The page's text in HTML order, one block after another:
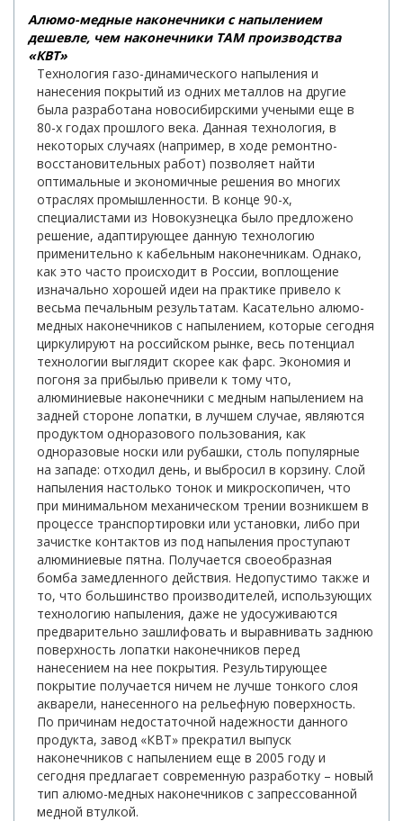
Алюмо-медные наконечники с напылением
дешевле, чем наконечники ТАМ производства
«КВТ»
Технология газо-динамического напыления и
нанесения покрытий из одних металлов на другие
была разработана новосибирскими учеными еще в
80-х годах прошлого века. Данная технология, в
некоторых случаях (например, в ходе ремонтно-
восстановительных работ) позволяет найти
оптимальные и экономичные решения во многих
отраслях промышленности. В конце 90-х,
специалистами из Новокузнецка было предложено
решение, адаптирующее данную технологию
применительно к кабельным наконечникам. Однако,
как это часто происходит в России, воплощение
изначально хорошей идеи на практике привело к
весьма печальным результатам. Касательно алюмо-
медных наконечников с напылением, которые сегодня
циркулируют на российском рынке, весь потенциал
технологии выглядит скорее как фарс. Экономия и
погоня за прибылью привели к тому что,
алюминиевые наконечники с медным напылением на
задней стороне лопатки, в лучшем случае, являются
продуктом одноразового пользования, как
одноразовые носки или рубашки, столь популярные
на западе: отходил день, и выбросил в корзину. Слой
напыления настолько тонок и микроскопичен, что
при минимальном механическом трении возникшем в
процессе транспортировки или установки, либо при
зачистке контактов из под напыления проступают
алюминиевые пятна. Получается своеобразная
бомба замедленного действия. Недопустимо также и
то, что большинство производителей, использующих
технологию напыления, даже не удосуживаются
предварительно зашлифовать и выравнивать заднюю
поверхность лопатки наконечников перед
нанесением на нее покрытия. Результирующее
покрытие получается ничем не лучше тонкого слоя
акварели, нанесенного на рельефную поверхность.
По причинам недостаточной надежности данного
продукта, завод «КВТ» прекратил выпуск
наконечников с напылением еще в 2005 году и
сегодня предлагает современную разработку – новый
тип алюмо-медных наконечников с запрессованной
медной втулкой.